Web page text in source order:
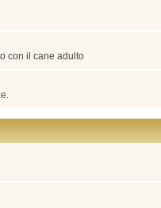
con il cane adulto